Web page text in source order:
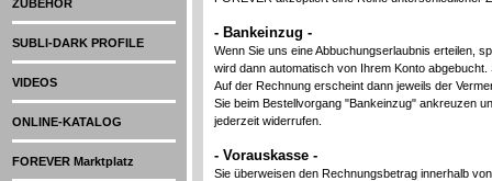
- Bankeinzug -
Wenn Sie uns eine Abbuchungserlaubnis erteilen,
wird dann automatisch von Ihrem Konto
Auf der Rechnung erscheint dann jeweils der
Sie beim Bestellvorgang "Bankeinzug" ankreuzen
jederzeit widerrufen.
- Vorauskasse -
Sie überweisen den Rechnungsbetrag innerhalb
ZUBEHÖR
SUBLI-DARK PROFILE
VIDEOS
ONLINE-KATALOG
FOREVER Marktplatz